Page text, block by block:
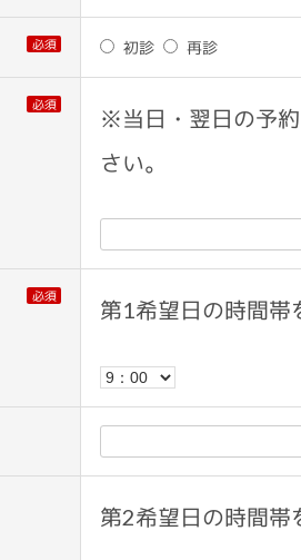
必須 初診 再診
必須
※当日・翌日の予
さい。
必須
第1希望日の時間帯
第2希望日の時間帯